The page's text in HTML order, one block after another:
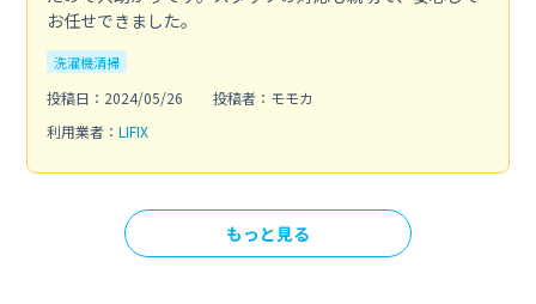
お任せできました。
洗濯機清掃
投稿日：2024/05/26
投稿者：モモカ
利用業者： LIFIX
もっと見る